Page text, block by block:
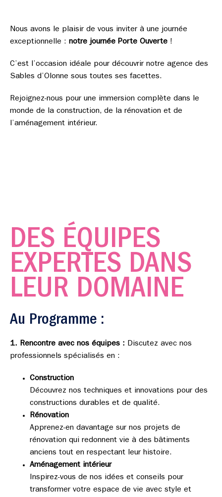
Nous avons le plaisir de vous inviter à une journée
exceptionnelle : notre journée Porte Ouverte !
C’est l’occasion idéale pour découvrir notre agence des
Sables d’Olonne sous toutes ses facettes.
Rejoignez-nous pour une immersion complète dans le
monde de la construction, de la rénovation et de
l’aménagement intérieur.
DES ÉQUIPES
EXPERTES DANS
LEUR DOMAINE
Au Programme :
1. Rencontre avec nos équipes : Discutez avec nos
professionnels spécialisés en :
Construction
Découvrez nos techniques et innovations pour des
constructions durables et de qualité.
Rénovation
Apprenez-en davantage sur nos projets de
rénovation qui redonnent vie à des bâtiments
anciens tout en respectant leur histoire.
Aménagement intérieur
Inspirez-vous de nos idées et conseils pour
transformer votre espace de vie avec style et